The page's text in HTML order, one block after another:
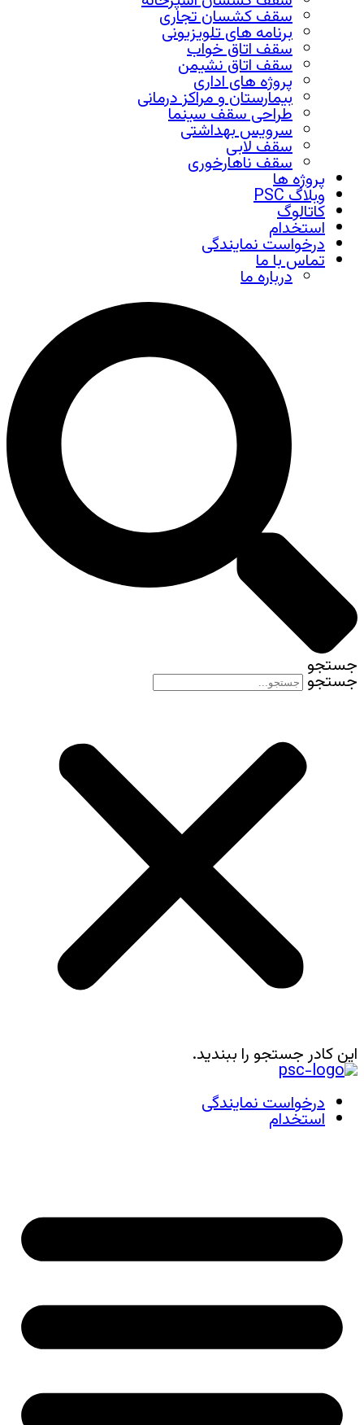
سقف کشسان تجاری
برنامه های تلویزیونی
سقف اتاق خواب
سقف اتاق نشیمن
پروژه های اداری
بیمارستان و مراکز درمانی
طراحی سقف سینما
سرویس بهداشتی
سقف لابی
سقف ناهارخوری
پروژه ها
وبلاگ PSC
کاتالوگ
استخدام
درخواست نمایندگی
تماس با ما
درباره ما
جستجو
جستجو
این کادر جستجو را ببندید.
درخواست نمایندگی
استخدام